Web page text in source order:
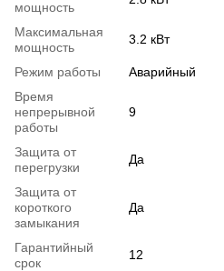
мощность
Максимальная
мощность
3.2 кВт
Режим работы
Аварийный
Время
непрерывной
работы
9
Защита от
перегрузки
Да
Защита от
короткого
замыкания
Да
Гарантийный
срок
12